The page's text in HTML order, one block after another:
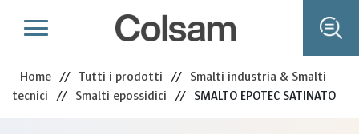
Home // Tutti i prodotti // Smalti industria & Smalti
tecnici // Smalti epossidici // SMALTO EPOTEC SATINATO